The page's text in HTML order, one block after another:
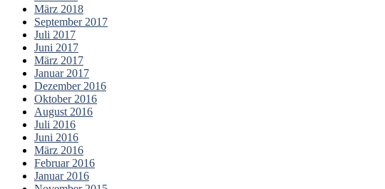
März 2018
September 2017
Juli 2017
Juni 2017
März 2017
Januar 2017
Dezember 2016
Oktober 2016
August 2016
Juli 2016
Juni 2016
März 2016
Februar 2016
Januar 2016